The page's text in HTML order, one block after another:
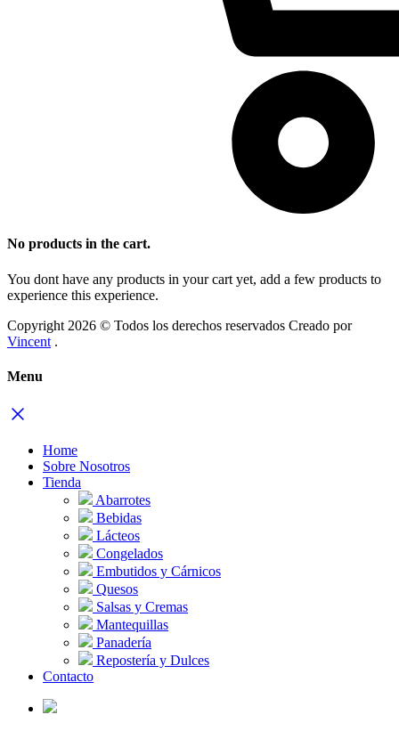
No products in the cart.
You dont have any products in your cart yet, add a few products to
experience this experience.
Copyright 2026 © Todos los derechos reservados Creado por
Vincent .
Menu
Home
Sobre Nosotros
Tienda
Abarrotes
Bebidas
Lácteos
Congelados
Embutidos y Cárnicos
Quesos
Salsas y Cremas
Mantequillas
Panadería
Repostería y Dulces
Contacto